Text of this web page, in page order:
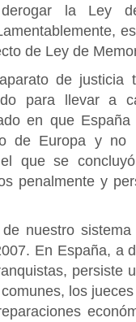
la Ley
de Ley de
de justicia
para llevar a
en que
de Europa y
que se
penalmente y
nuestro
En España, a
persiste
los